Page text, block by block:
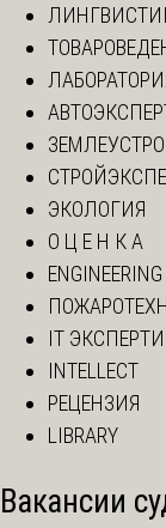
ЭКОЛОГИЯ
О Ц Е Н К А
ENGINEERING
IT
INTELLECT
РЕЦЕНЗИЯ
LIBRARY
Вакансии